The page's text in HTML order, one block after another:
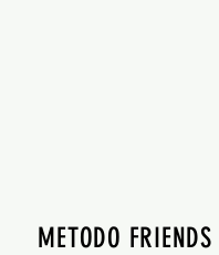
METODO FRIENDS